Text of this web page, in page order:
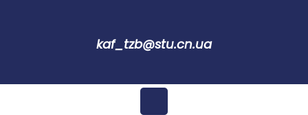
kaf_tzb@stu.cn.ua